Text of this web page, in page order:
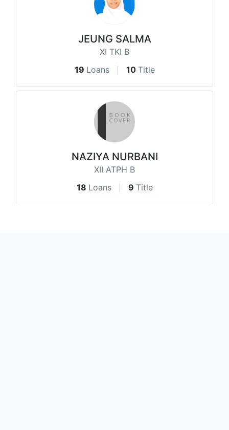
JEUNG SALMA
XI TKI B
19 Loans 10 Title
NAZIYA NURBANI
XII ATPH B
18 Loans 9 Title